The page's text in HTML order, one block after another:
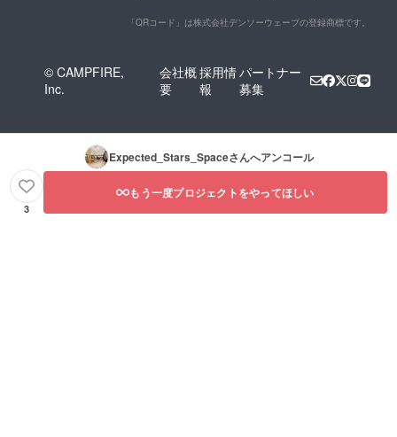
「QRコード」は株式会社デンソーウェーブの登録商標です。
© CAMPFIRE,
Inc.
会社概
要
採用情
報
パートナー
募集
Expected_Stars_Spaceさんへアンコール
3
もう一度プロジェクトをやってほしい